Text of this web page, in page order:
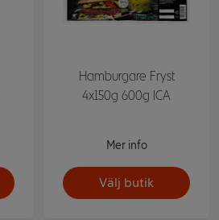
Hamburgare Fryst
4x150g 600g ICA
Mer info
Välj butik